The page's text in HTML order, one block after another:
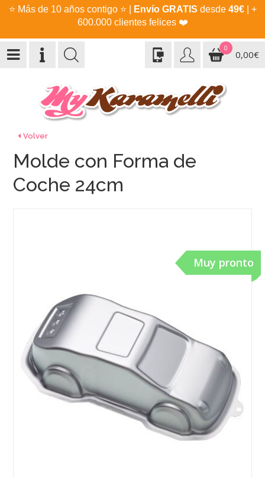
⭐ Más de 10 años contigo ⭐ Envío GRATIS desde 49€| +
600.000 clientes felices ❤️
0
0,00€
Volver
Muy pronto
Molde con Forma de
Coche 24cm